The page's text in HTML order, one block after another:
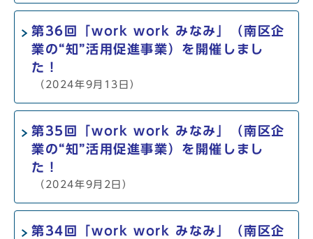
第36回「work work みなみ」（南区企
業の“知”活用促進事業）を開催しまし
た！
（2024年9月13日）
第35回「work work みなみ」（南区企
業の“知”活用促進事業）を開催しまし
た！
（2024年9月2日）
第34回「work work みなみ」（南区企